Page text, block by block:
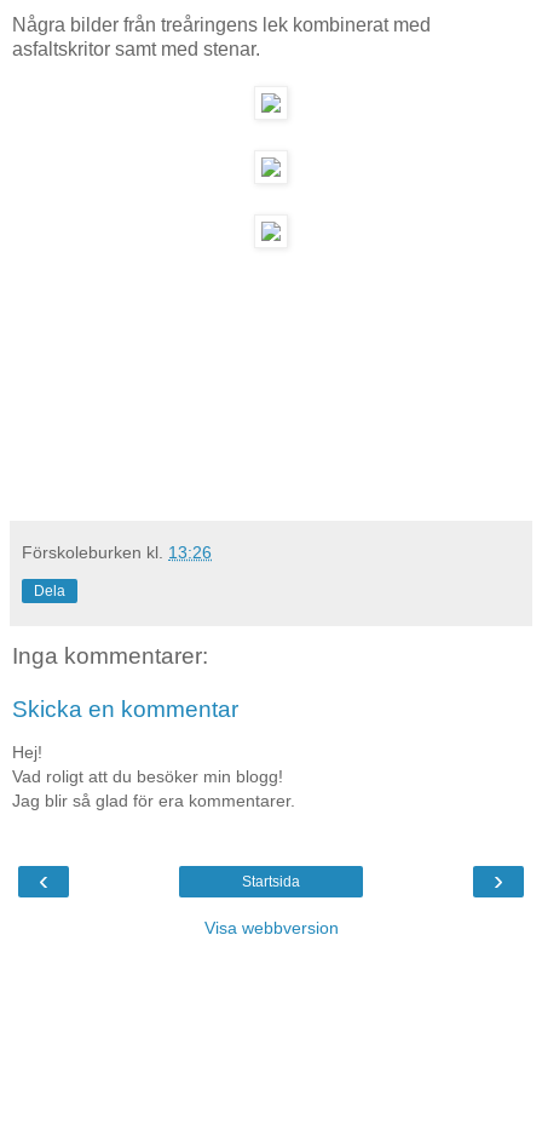
Några bilder från treåringens lek kombinerat med
asfaltskritor samt med stenar.
Förskoleburken kl. 13:26
Dela
Inga kommentarer:
Skicka en kommentar
Hej!
Vad roligt att du besöker min blogg!
Jag blir så glad för era kommentarer.
‹ ›
Startsida
Visa webbversion